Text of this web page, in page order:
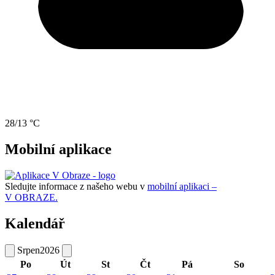
28/13 °C
Mobilní aplikace
Sledujte informace z našeho webu v mobilní aplikaci –
V OBRAZE.
Kalendář
Srpen2026
Po
Út St Čt Pá
So